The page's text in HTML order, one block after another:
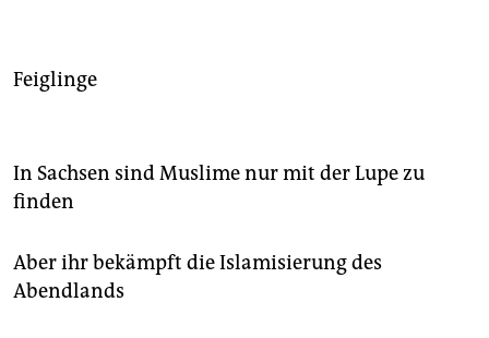
Feiglinge
In Sachsen sind Muslime nur mit der Lupe zu
finden
Aber ihr bekämpft die Islamisierung des
Abendlands